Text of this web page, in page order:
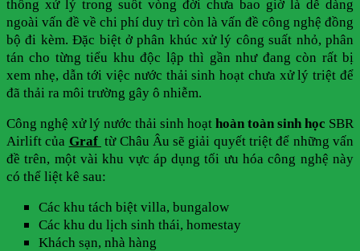
thống xử lý trong suốt vòng đời chưa bao giờ là dễ dàng
ngoài vấn đề về chi phí duy trì còn là vấn đề công nghệ đồng
bộ đi kèm.Đặc biệt ở phân khúc xử lý công suất nhỏ, phân
tán cho từng tiểu khu độc lập thì gần như đang còn rất bị
xem nhẹ, dẫn tới việc nước thải sinh hoạt chưa xử lý triệt để
đã thải ra môi trường gây ô nhiễm.
Công nghệ xử lý nước thải sinh hoạt hoàn toàn sinh học SBR
Airlift của Graf từ Châu Âu sẽ giải quyết triệt để những vấn
đề trên, một vài khu vực áp dụng tối ưu hóa công nghệ này
có thể liệt kê sau:
Các khu tách biệt villa, bungalow
Các khu du lịch sinh thái, homestay
Khách sạn, nhà hàng